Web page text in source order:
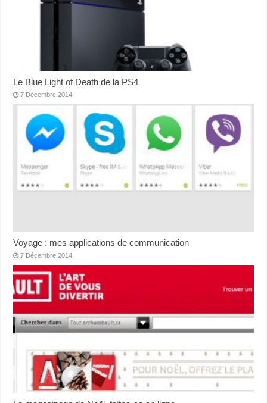
Le Blue Light of Death de la PS4
7 Décembre 2014
Voyage : mes applications de communication
7 Décembre 2014